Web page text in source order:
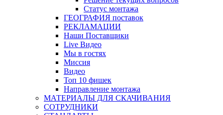
Статус монтажа
ГЕОГРАФИЯ поставок
РЕКЛАМАЦИИ
Наши Поставщики
Live Видео
Мы в гостях
Миссия
Видео
Топ 10 фишек
Направление монтажа
МАТЕРИАЛЫ ДЛЯ СКАЧИВАНИЯ
СОТРУДНИКИ